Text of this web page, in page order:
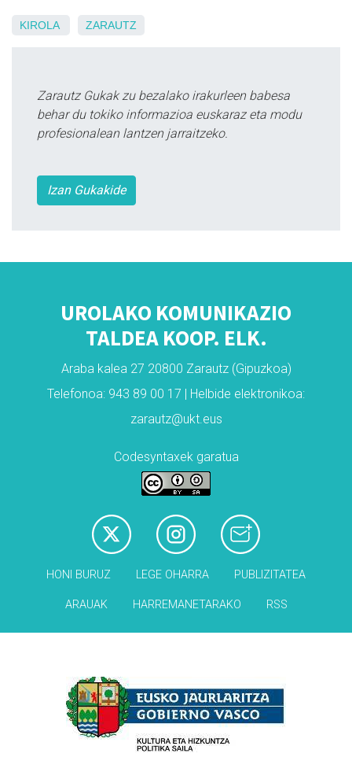
KIROLA ZARAUTZ
Zarautz Gukak zu bezalako irakurleen babesa
behar du tokiko informazioa euskaraz eta modu
profesionalean lantzen jarraitzeko.
Izan Gukakide
UROLAKO KOMUNIKAZIO
TALDEA KOOP. ELK.
Araba kalea 27 20800 Zarautz (Gipuzkoa)
Telefonoa: 943 89 00 17 | Helbide elektronikoa:
zarautz@ukt.eus
Codesyntaxek garatua
HONI BURUZ LEGE OHARRA PUBLIZITATEA
ARAUAK HARREMANETARAKO RSS